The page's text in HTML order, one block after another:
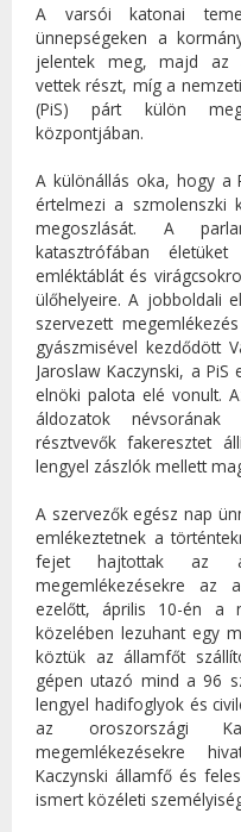
A varsói katonai
ünnepségeken a
jelentek meg, majd az
vettek részt, míg a
(PiS) párt külön
központjában.
A különállás oka, hogy a
értelmezi a szmolenszki
megoszlását. A
katasztrófában
emléktáblát és
ülőhelyeire. A jobboldali
szervezett
gyászmisével kezdődött
Jaroslaw Kaczynski, a
elnöki palota elé vonult.
áldozatok
résztvevők fakeresztet
lengyel zászlók mellett
A szervezők egész nap
emlékeztetnek a
fejet hajtottak az
megemlékezésekre az
ezelőtt, április 10-én a
közelében lezuhant egy
köztük az államfőt
gépen utazó mind a 96
lengyel hadifoglyok és
az oroszországi
megemlékezésekre
Kaczynski államfő és
ismert közéleti